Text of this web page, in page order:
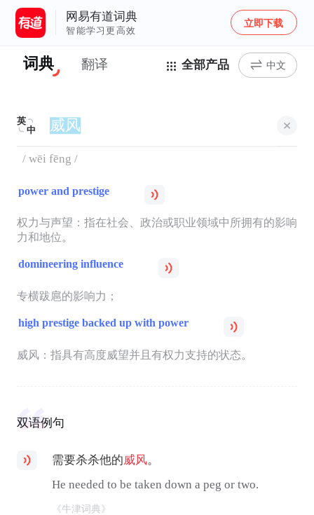
网易有道词典
智能学习更高效
立即下载
词典 翻译 全部产品 中文
英
中
/ wēi fēng /
power and prestige
权力与声望：指在社会、政治或职业领域中所拥有的影响
力和地位。
domineering influence
专横跋扈的影响力；
high prestige backed up with power
威风：指具有高度威望并且有权力支持的状态。
双语例句
需要杀杀他的威风。
He needed to be taken down a peg or two.
《牛津词典》